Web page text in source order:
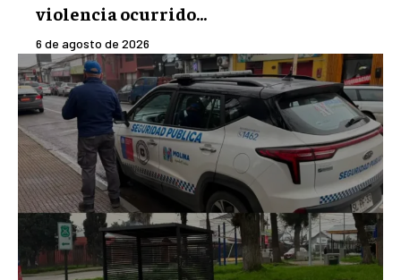
violencia ocurrido...
6 de agosto de 2026